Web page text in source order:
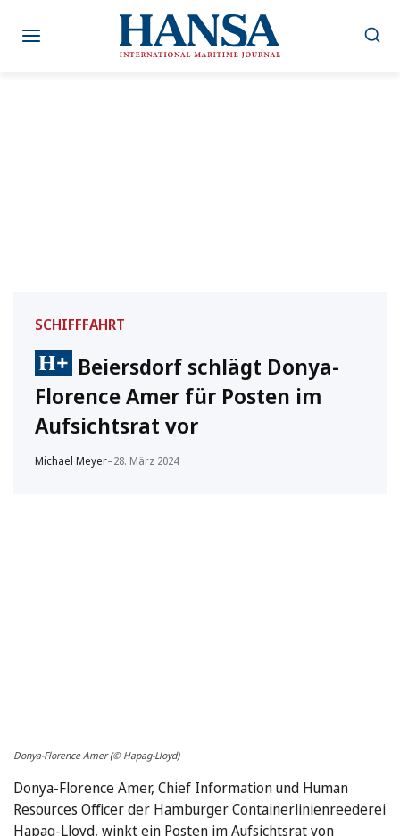
Inhalt
SCHIFFFAHRT
Beiersdorf schlägt Donya-
Florence Amer für Posten im
Aufsichtsrat vor
Michael Meyer–28. März 2024
Donya-Florence Amer (© Hapag-Lloyd)
Donya-Florence Amer, Chief Information und Human
Resources Officer der Hamburger Containerlinienreederei
Hapag-Lloyd, winkt ein Posten im Aufsichtsrat von